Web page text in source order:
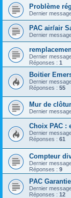
Problème
Dernier
PAC air/air
Dernier
Dernier
Réponses : 1
Boitier
Dernier
Réponses : 55
Mur de
Dernier
Choix PAC :
Dernier
Réponses : 61
Compteur
Dernier
Réponses : 9
PAC
Dernier
Réponses : 12